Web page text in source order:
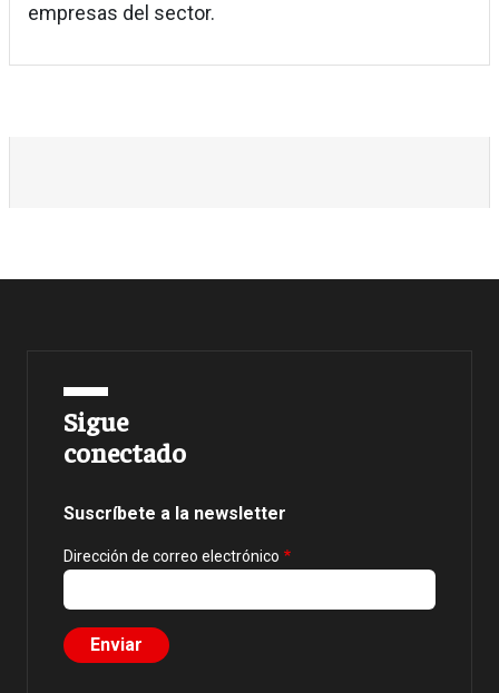
empresas del sector.
Sigue
conectado
Suscríbete a la newsletter
Dirección de correo electrónico